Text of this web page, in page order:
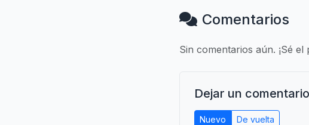
Comentarios
Sin comentarios aún. ¡Sé el
Dejar un comentario
Nuevo De vuelta